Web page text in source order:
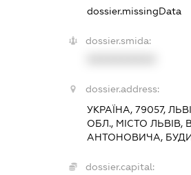
dossier.missingData
dossier.smida:
dossier.address:
УКРАЇНА, 79057,
ОБЛ., МІСТО ЛЬВІВ,
АНТОНОВИЧА,
dossier.capital: